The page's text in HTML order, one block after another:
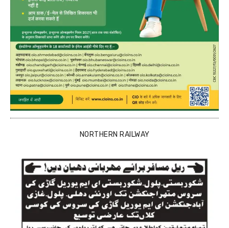
NORTHERN RAILWAY